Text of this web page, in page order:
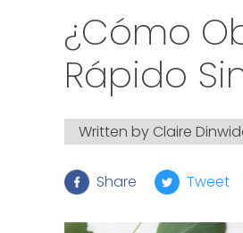
¿Cómo
Rápido
Written by Claire
Share Tweet